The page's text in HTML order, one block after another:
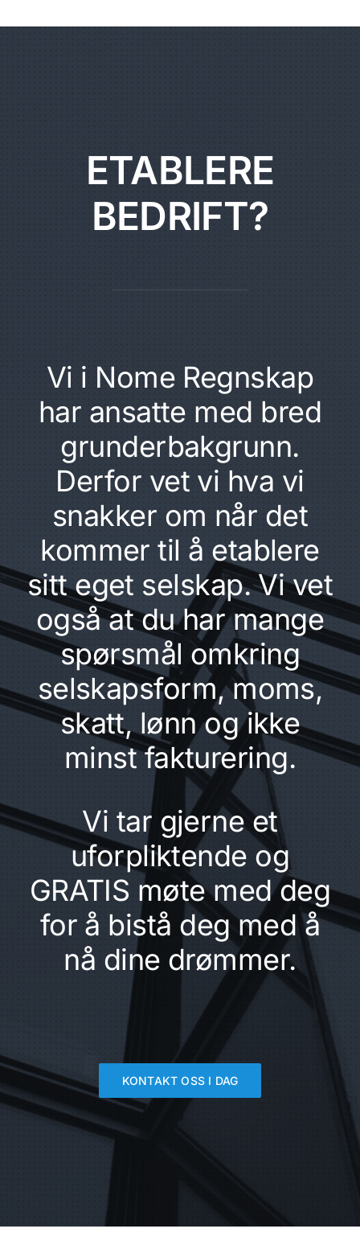
ETABLERE
BEDRIFT?
Vi i Nome Regnskap
har ansatte med bred
grunderbakgrunn.
Derfor vet vi hva vi
snakker om når det
kommer til å etablere
sitt eget selskap. Vi vet
også at du har mange
spørsmål omkring
selskapsform, moms,
skatt, lønn og ikke
minst fakturering.
Vi tar gjerne et
uforpliktende og
GRATIS møte med deg
for å bistå deg med å
nå dine drømmer.
KONTAKT OSS I DAG